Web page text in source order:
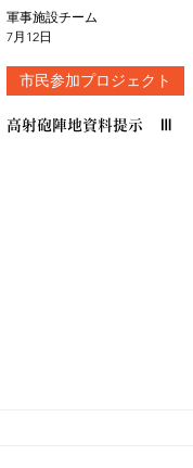
高射砲陣地資料提示 Ⅲ
市民参加プロジェクト
軍事施設チーム
7月12日